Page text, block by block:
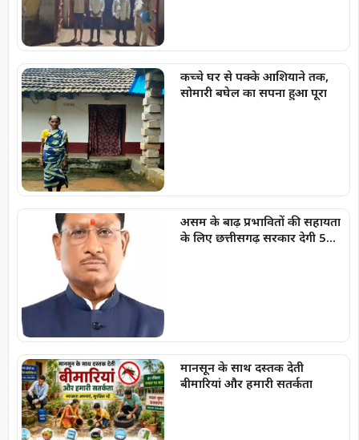
कच्चे घर से पक्के आशियाने तक,
सोमारी बघेल का सपना हुआ पूरा
असम के बाढ़ प्रभावितों की सहायता
के लिए छत्तीसगढ़ सरकार देगी 5
मानसून के साथ दस्तक देती
बीमारियां और हमारी सतर्कता